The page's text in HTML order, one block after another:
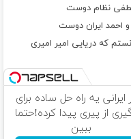
نظام دوست
و احمد ایران دوست
که دریایی امیر امیری
ایرانی یه راه حل ساده برای
از پیری پیدا کرده!حتما
ببین